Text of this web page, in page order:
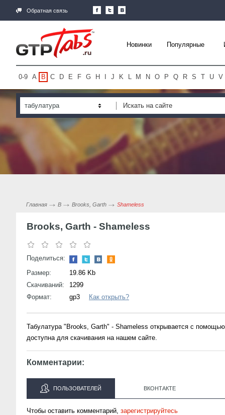
Обратная связь
Новинки Популярные
0-9 A B C D E F G H J K L M N O P Q R S T U V
табулатура
Главная B Brooks, Garth Shameless
Brooks, Garth - Shameless
Поделиться:
Размер:
19.86 Kb
Скачиваний:
1299
Формат:
gp3 Как открыть?
Табулатура "Brooks, Garth" - Shameless открывается с
доступна для скачивания на нашем сайте.
Комментарии:
ПОЛЬЗОВАТЕЛЕЙ ВКОНТАКТЕ
Чтобы оставить комментарий, зарегистрируйтесь